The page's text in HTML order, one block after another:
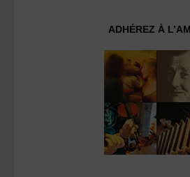
ADHÉREZ À